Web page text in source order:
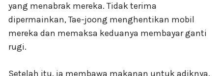
yang menabrak mereka. Tidak terima
dipermainkan, Tae-joong menghentikan mobil
mereka dan memaksa keduanya membayar ganti
rugi.
Setelah itu, ia membawa makanan untuk adiknya,